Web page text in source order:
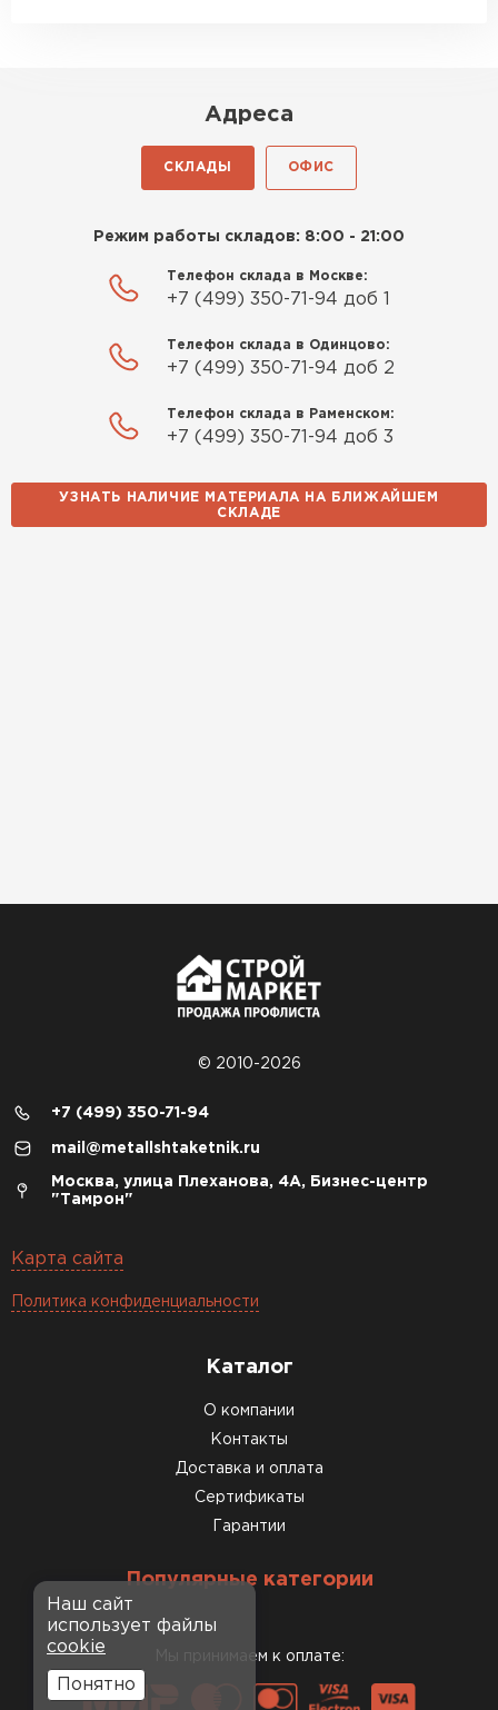
Адреса
СКЛАДЫ ОФИС
Режим работы складов: 8:00 - 21:00
Телефон склада в Москве:
+7 (499) 350-71-94 доб 1
Телефон склада в Одинцово:
+7 (499) 350-71-94 доб 2
Телефон склада в Раменском:
+7 (499) 350-71-94 доб 3
УЗНАТЬ НАЛИЧИЕ МАТЕРИАЛА НА БЛИЖАЙШЕМ
СКЛАДЕ
© 2010-2026
+7 (499) 350-71-94
mail@metallshtaketnik.ru
Москва, улица Плеханова, 4А, Бизнес-центр
"Тамрон"
Карта сайта
Политика конфиденциальности
Каталог
О компании
Контакты
Доставка и оплата
Сертификаты
Гарантии
Популярные категории
Мы принимаем к оплате:
Наш сайт
использует файлы
cookie
Понятно